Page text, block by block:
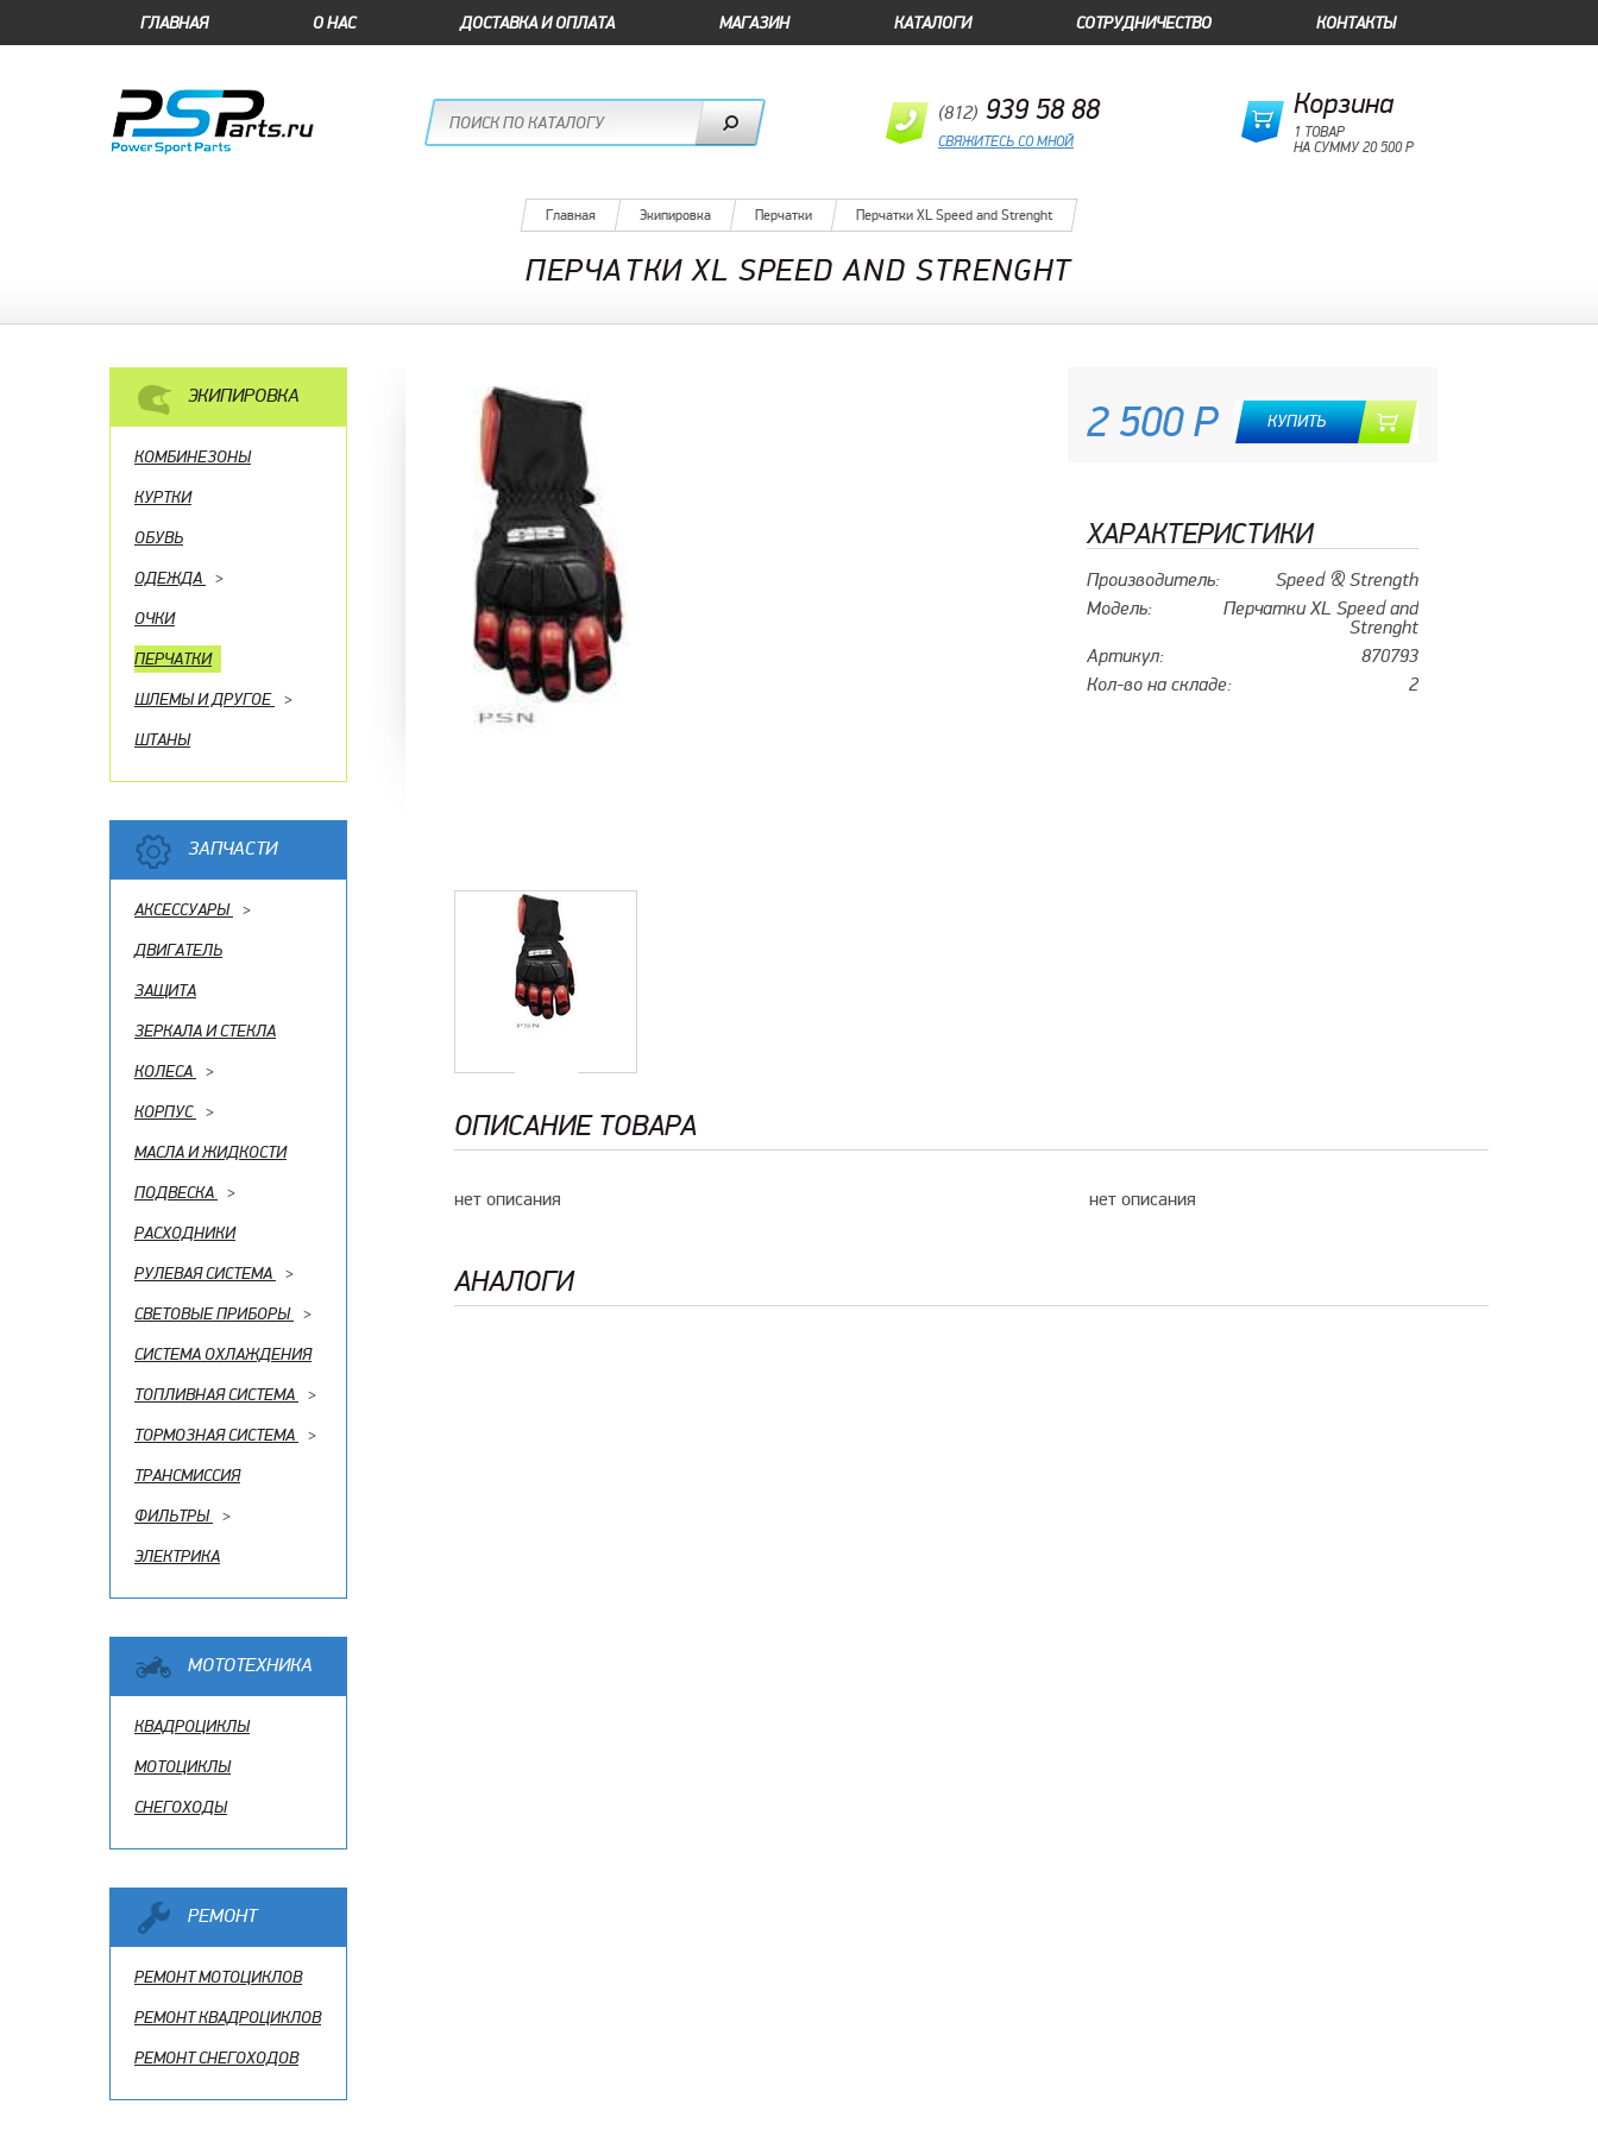
ГЛАВНАЯ О НАС ДОСТАВКА И ОПЛАТА МАГАЗИН КАТАЛОГИ СОТРУДНИЧЕСТВО КОНТАКТЫ
(812) 939 58 88
СВЯЖИТЕСЬ СО МНОЙ
Корзина
1 ТОВАР
НА СУММУ 20 500 Р
Главная Экипировка Перчатки Перчатки XL Speed and Strenght
ПЕРЧАТКИ XL SPEED AND STRENGHT
ЭКИПИРОВКА
КОМБИНЕЗОНЫ
КУРТКИ
ОБУВЬ
ОДЕЖДА
>
ОЧКИ
ПЕРЧАТКИ
ШЛЕМЫ И ДРУГОЕ >
ШТАНЫ
ЗАПЧАСТИ
АКСЕССУАРЫ >
ДВИГАТЕЛЬ
ЗАЩИТА
ЗЕРКАЛА И СТЕКЛА
КОЛЕСА
>
КОРПУС >
МАСЛА И ЖИДКОСТИ
ПОДВЕСКА
>
РАСХОДНИКИ
РУЛЕВАЯ СИСТЕМА
>
СВЕТОВЫЕ ПРИБОРЫ >
СИСТЕМА ОХЛАЖДЕНИЯ
ТОПЛИВНАЯ СИСТЕМА
>
ТОРМОЗНАЯ СИСТЕМА
>
ТРАНСМИССИЯ
ФИЛЬТРЫ >
ЭЛЕКТРИКА
МОТОТЕХНИКА
КВАДРОЦИКЛЫ
МОТОЦИКЛЫ
СНЕГОХОДЫ
РЕМОНТ
РЕМОНТ МОТОЦИКЛОВ
РЕМОНТ КВАДРОЦИКЛОВ
РЕМОНТ СНЕГОХОДОВ
2 500 Р КУПИТЬ
ХАРАКТЕРИСТИКИ
Speed & Strength
Производитель:
Перчатки XL Speed and
Strenght
Модель:
870793
Артикул:
2
Кол-во на складе:
ОПИСАНИЕ ТОВАРА
нет описания нет описания
АНАЛОГИ